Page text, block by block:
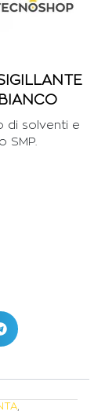
di solventi e
SMP.
,